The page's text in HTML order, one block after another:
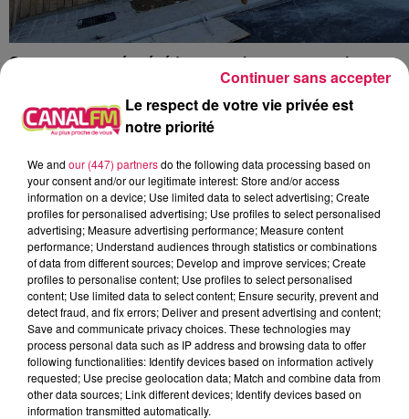
Comme annoncé précédemment, le restaurant « La
Source » à Hirson déménagera bientôt au Tiers-Lieu . Il
disposera d’un espace de 130 couverts, plus une
grande terrasse végétalisée. 8 salariés s’activeront aux
cuisine authentique, du 100 % « maison », avec une
carte adaptée aux saisons, qui sera donc renouvelée 4
fois par an.
Quant au spécialiste des donuts et autres gourmandises
sucrés « Home’s Donuts », déjà implanté à Maubeuge et
depuis samedi dans la rue piétonne à Aulnoye-
Aymeries, il devrait ouvrir son 3ème magasin
normalement le 6 juillet prochain (si les travaux sont
terminés), rue du maire Coppeaux, en lieu et place de
l’ancienne boulangerie des frères Choppin…
Le respect de votre vie privée est
notre priorité
We and our (447) partnersdo the following data processing based on
your consent and/or our legitimate interest: Store and/or access
information on a device; Use limited data to select advertising; Create
profiles for personalised advertising; Use profiles to select personalised
advertising; Measure advertising performance; Measure content
performance; Understand audiences through statistics or combinations
of data from different sources; Develop and improve services; Create
profiles to personalise content; Use profiles to select personalised
content; Use limited data to select content; Ensure security, prevent and
detect fraud, and fix errors; Deliver and present advertising and content;
Save and communicate privacy choices. These technologies may
process personal data such as IP address and browsing data to offer
following functionalities: Identify devices based on information actively
requested; Use precise geolocation data; Match and combine data from
other data sources; Link different devices; Identify devices based on
information transmitted automatically.
Continuer sans accepter